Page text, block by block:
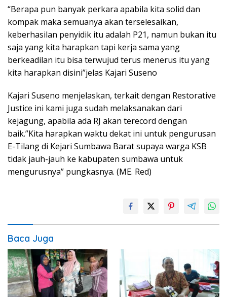
“Berapa pun banyak perkara apabila kita solid dan
kompak maka semuanya akan terselesaikan,
keberhasilan penyidik itu adalah P21, namun bukan itu
saja yang kita harapkan tapi kerja sama yang
berkeadilan itu bisa terwujud terus menerus itu yang
kita harapkan disini”jelas Kajari Suseno
Kajari Suseno menjelaskan, terkait dengan Restorative
Justice ini kami juga sudah melaksanakan dari
kejagung, apabila ada RJ akan terecord dengan
baik.”Kita harapkan waktu dekat ini untuk pengurusan
E-Tilang di Kejari Sumbawa Barat supaya warga KSB
tidak jauh-jauh ke kabupaten sumbawa untuk
mengurusnya” pungkasnya. (ME. Red)
Baca Juga